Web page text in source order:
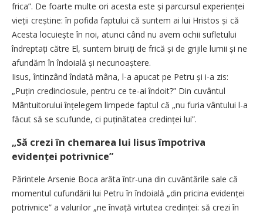
frica”. De foarte multe ori acesta este și parcursul ex­perienței
vieții creștine: în pofida faptului că suntem ai lui Hristos și că
Acesta locuiește în noi, atunci când nu avem ochii sufletului
îndreptați către El, suntem biruiți de frică și de grijile lumii și ne
afundăm în îndoială și necunoaștere.
Iisus, întinzând îndată mâna, l-a apucat pe Petru și i-a zis:
„Puțin credinciosule, pentru ce te-ai îndoit?” Din cuvântul
Mântuitorului înțelegem limpede faptul că „nu furia vântului l-a
făcut să se scufunde, ci puținătatea credinței lui”.
„Să crezi în chemarea lui Iisus împotriva
evidenței potrivnice”
Părintele Arsenie Boca arăta într-una din cuvântările sale că
momentul cufundării lui Petru în îndoială „din pricina evidenței
potrivnice” a valurilor „ne învață virtutea credinței: să crezi în